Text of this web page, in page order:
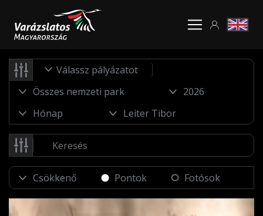
Válassz pályázatot
Pontok Fotósok